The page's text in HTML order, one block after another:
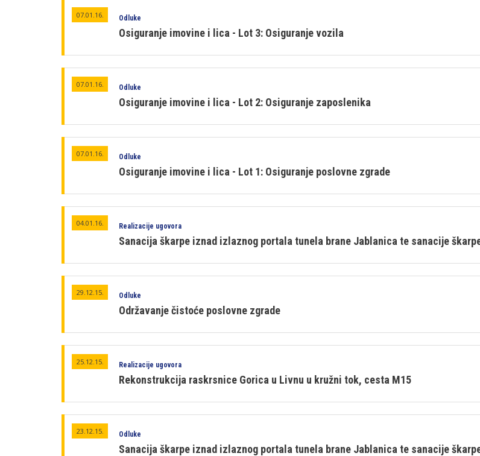
07.01.16. Odluke
Osiguranje imovine i lica - Lot 3: Osiguranje vozila
07.01.16. Odluke
Osiguranje imovine i lica - Lot 2: Osiguranje zaposlenika
07.01.16. Odluke
Osiguranje imovine i lica - Lot 1: Osiguranje poslovne zgrade
04.01.16. Realizacije ugovora
Sanacija škarpe iznad izlaznog portala tunela brane Jablanica te sanacije
29.12.15. Odluke
Održavanje čistoće poslovne zgrade
25.12.15. Realizacije ugovora
Rekonstrukcija raskrsnice Gorica u Livnu u kružni tok, cesta M15
23.12.15. Odluke
Sanacija škarpe iznad izlaznog portala tunela brane Jablanica te sanacije